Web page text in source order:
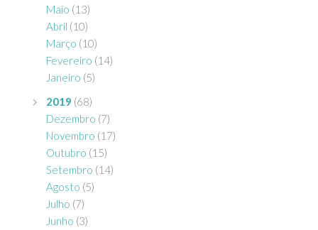
Maio (13)
Abril (10)
Março (10)
Fevereiro (14)
Janeiro (5)
2019 (68)
Dezembro (7)
Novembro (17)
Outubro (15)
Setembro (14)
Agosto (5)
Julho (7)
Junho (3)